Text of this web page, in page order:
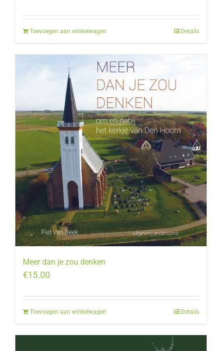
Toevoegen aan winkelwagen Details
Meer dan je zou denken
€15.00
Toevoegen aan winkelwagen Details